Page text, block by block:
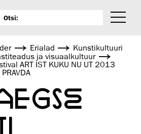
Erialad
Kunsti­kultuuri
ja visuaalkultuur
ART IST KUKU NU UT 2013